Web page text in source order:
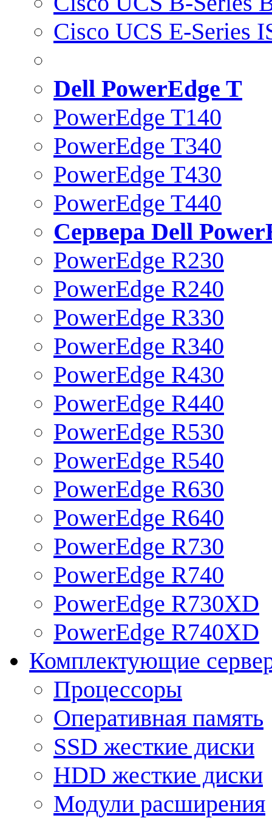
Cisco UCS E-Series
Dell PowerEdge T
PowerEdge T140
PowerEdge T340
PowerEdge T430
PowerEdge T440
Сервера Dell
PowerEdge R230
PowerEdge R240
PowerEdge R330
PowerEdge R340
PowerEdge R430
PowerEdge R440
PowerEdge R530
PowerEdge R540
PowerEdge R630
PowerEdge R640
PowerEdge R730
PowerEdge R740
PowerEdge R730XD
PowerEdge R740XD
Комплектующие
Процессоры
Оперативная память
SSD жесткие диски
HDD жесткие диски
Модули расширения